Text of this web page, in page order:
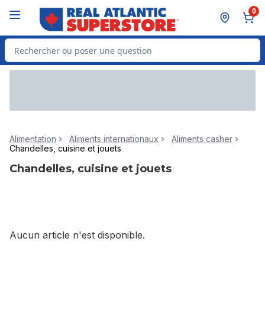
0
Rechercher des produits
Alimentation Aliments internationaux
Aliments casher
Chandelles, cuisine et jouets
Chandelles, cuisine et jouets
Aucun article n'est disponible.